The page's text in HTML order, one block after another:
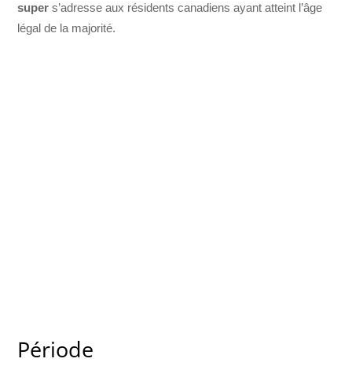
super s’adresse aux résidents canadiens ayant atteint l’âge
légal de la majorité.
Période